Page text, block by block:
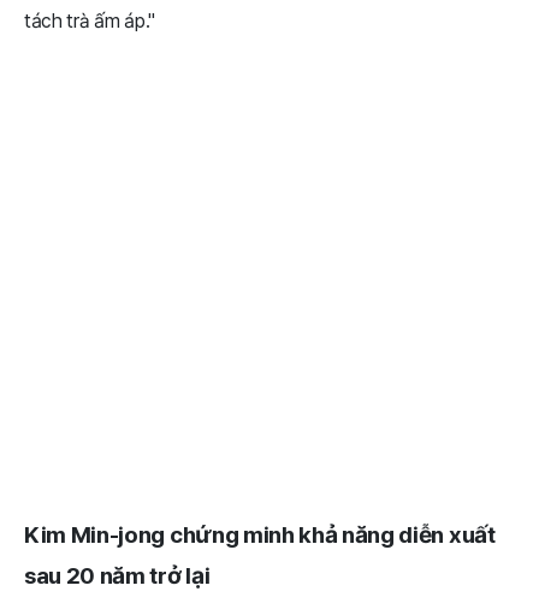
tách trà ấm áp."
Kim Min-jong chứng minh khả năng diễn xuất
sau 20 năm trở lại